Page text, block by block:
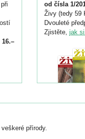
od čísla 1/
Živy (tedy 59
Dvouleté
Zjistěte, jak
přírody.